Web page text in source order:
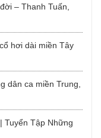
– Thanh Tuấn,
hơi dài miền Tây
dân ca miền Trung,
Tuyển Tập Những